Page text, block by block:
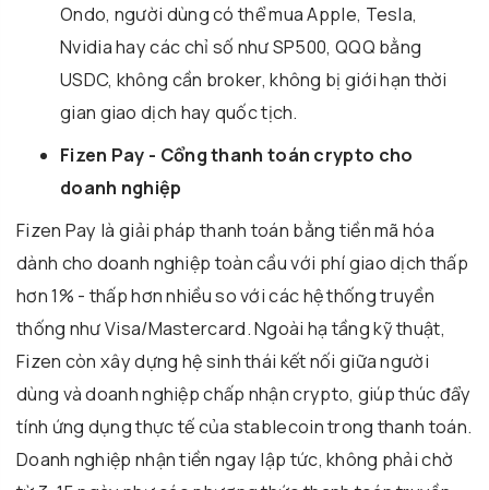
Ondo, người dùng có thể mua Apple, Tesla,
Nvidia hay các chỉ số như SP500, QQQ bằng
USDC, không cần broker, không bị giới hạn thời
gian giao dịch hay quốc tịch.
Fizen Pay - Cổng thanh toán crypto cho
doanh nghiệp
Fizen Pay là giải pháp thanh toán bằng tiền mã hóa
dành cho doanh nghiệp toàn cầu với phí giao dịch thấp
hơn 1% - thấp hơn nhiều so với các hệ thống truyền
thống như Visa/Mastercard. Ngoài hạ tầng kỹ thuật,
Fizen còn xây dựng hệ sinh thái kết nối giữa người
dùng và doanh nghiệp chấp nhận crypto, giúp thúc đẩy
tính ứng dụng thực tế của stablecoin trong thanh toán.
Doanh nghiệp nhận tiền ngay lập tức, không phải chờ